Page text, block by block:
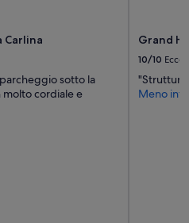
Carlina
sotto la
cordiale e
Grand
10/10
"Struttura
Meno